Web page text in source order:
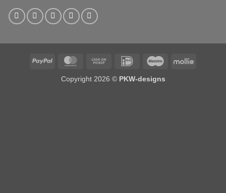
PayPal MasterCardCash
Pickup
IDeal Maestro Mollie
Copyright 2026 © PKW-designs